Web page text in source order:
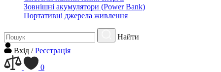
Зовнішні акумулятори (Power Bank)
Портативні джерела живлення
Найти
Вхiд /Реєстрація
0